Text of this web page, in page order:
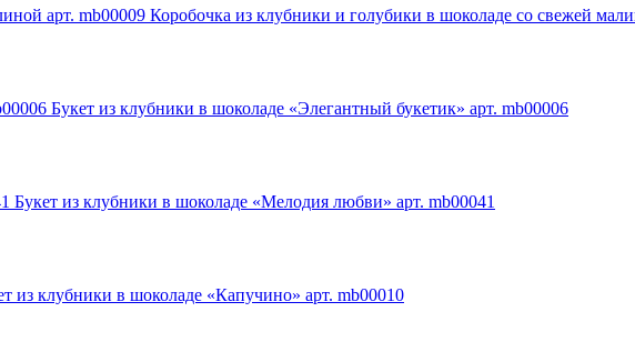
Коробочка из клубники и голубики в шоколаде со свежей
Букет из клубники в шоколаде «Элегантный букетик» арт. mb00006
Букет из клубники в шоколаде «Мелодия любви» арт. mb00041
из клубники в шоколаде «Капучино» арт. mb00010